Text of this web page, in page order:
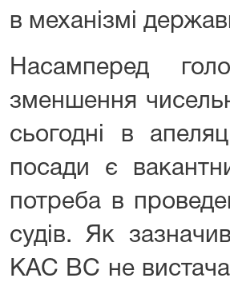
в механізмі
Насамперед
зменшення
сьогодні в
посади є
потреба в
судів. Як
КАС ВС не